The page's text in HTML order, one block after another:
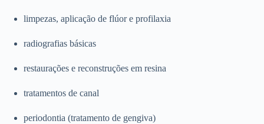
limpezas, aplicação de flúor e profilaxia
radiografias básicas
restaurações e reconstruções em resina
tratamentos de canal
periodontia (tratamento de gengiva)